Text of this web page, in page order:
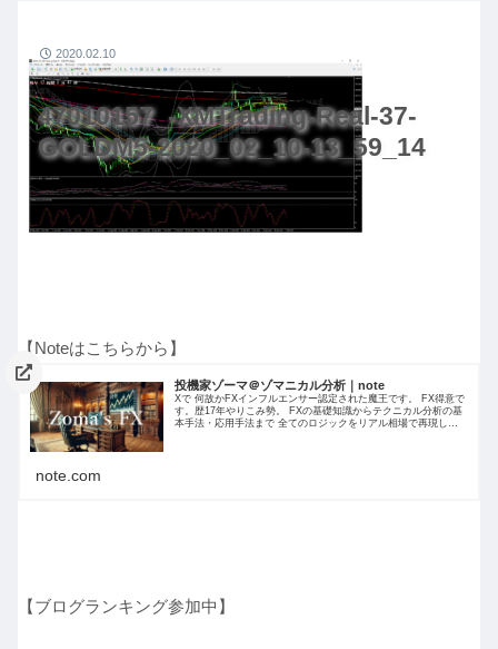
47010157_-XMTrading-Real-37-
GOLDM5-2020_02_10-13_59_14
2020.02.10
【Noteはこちらから】
投機家ゾーマ＠ゾマニカル分析｜note
Xで 何故かFXインフルエンサー認定された魔王です。 FX得意で
す。歴17年やりこみ勢。 FXの基礎知識からテクニカル分析の基
本手法・応用手法まで 全てのロジックをリアル相場で再現しつ
note.com
【ブログランキング参加中】